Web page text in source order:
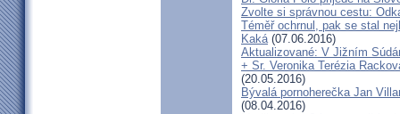
Zvolte si správnou cestu:
Téměř ochrnul, pak se stal
Kaká(07.06.2016)
Aktualizované: V Jižním
+ Sr. Veronika Terézia
(20.05.2016)
Bývalá pornoherečka Jan
(08.04.2016)